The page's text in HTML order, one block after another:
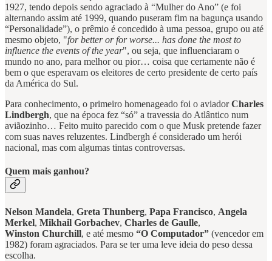
1927, tendo depois sendo agraciado à “Mulher do Ano” (e foi
alternando assim até 1999, quando puseram fim na bagunça usando
“Personalidade”), o prêmio é concedido à uma pessoa, grupo ou até
mesmo objeto, "for better or for worse... has done the most to
influence the events of the year", ou seja, que influenciaram o
mundo no ano, para melhor ou pior… coisa que certamente não é
bem o que esperavam os eleitores de certo presidente de certo país
da América do Sul.
Para conhecimento, o primeiro homenageado foi o aviadorCharles
Lindbergh, que na época fez “só” a travessia do Atlântico num
aviãozinho… Feito muito parecido com o que Musk pretende fazer
com suas naves reluzentes. Lindbergh é considerado um herói
nacional, mas com algumas tintas controversas.
Quem mais ganhou?
Nelson Mandela, Greta Thunberg, Papa Francisco, Angela
Merkel, Mikhail Gorbachev, Charles de Gaulle,
Winston Churchill, e até mesmo “O Computador” (vencedor em
1982) foram agraciados. Para se ter uma leve ideia do peso dessa
escolha.